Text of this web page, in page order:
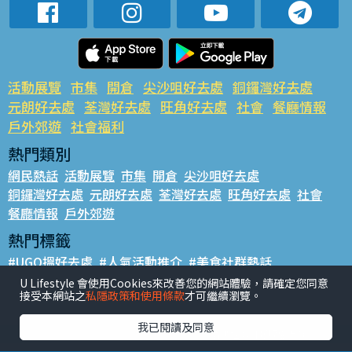
活動展覽 市集 開倉 尖沙咀好去處 銅鑼灣好去處
元朗好去處 荃灣好去處 旺角好去處 社會 餐廳情報
戶外郊遊 社會福利
熱門類別
網民熱話 活動展覽 市集 開倉 尖沙咀好去處
銅鑼灣好去處 元朗好去處 荃灣好去處 旺角好去處 社會
餐廳情報 戶外郊遊
熱門標籤
#UGO搵好去處 #人氣活動推介 #美食社群熱話
#親子玩樂好去處 #ULifestyle應用程式 #限時搶
#UJetso禮物放送 #ULifestyle商戶中心 #著數
香港經濟日報版權所有©2026
U Lifestyle 會使用Cookies來改善您的網站體驗，請確定您同意
接受本網站之私隱政策和使用條款才可繼續瀏覽。
我已閱讀及同意